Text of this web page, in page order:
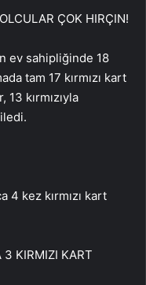
ÇOK HIRÇIN!
ev sahipliğinde 18
tam 17 kırmızı kart
kırmızıyla
4 kez kırmızı kart
3 KIRMIZI KART